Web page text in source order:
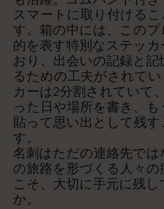
スマートに取り付ける
す。箱の中には、この
的を表す特別なステッカ
おり、出会いの記録と
るための工夫がされて
カーは2分割されていて
った日や場所を書き、
貼って思い出として残
す。
名刺はただの連絡先で
の旅路を形づくる人々の
こそ、大切に手元に残
か。